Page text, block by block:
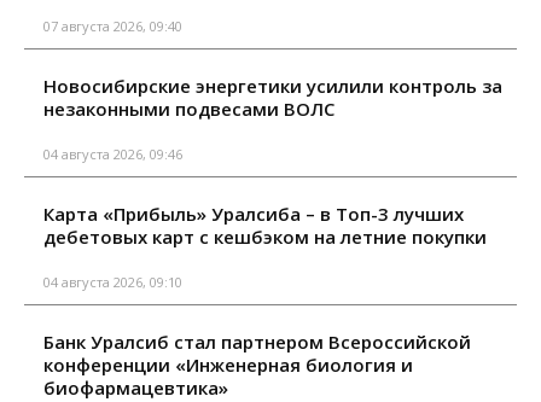
07 августа 2026, 09:40
Новосибирские энергетики усилили контроль за
незаконными подвесами ВОЛС
04 августа 2026, 09:46
Карта «Прибыль» Уралсиба – в Топ-3 лучших
дебетовых карт с кешбэком на летние покупки
04 августа 2026, 09:10
Банк Уралсиб стал партнером Всероссийской
конференции «Инженерная биология и
биофармацевтика»